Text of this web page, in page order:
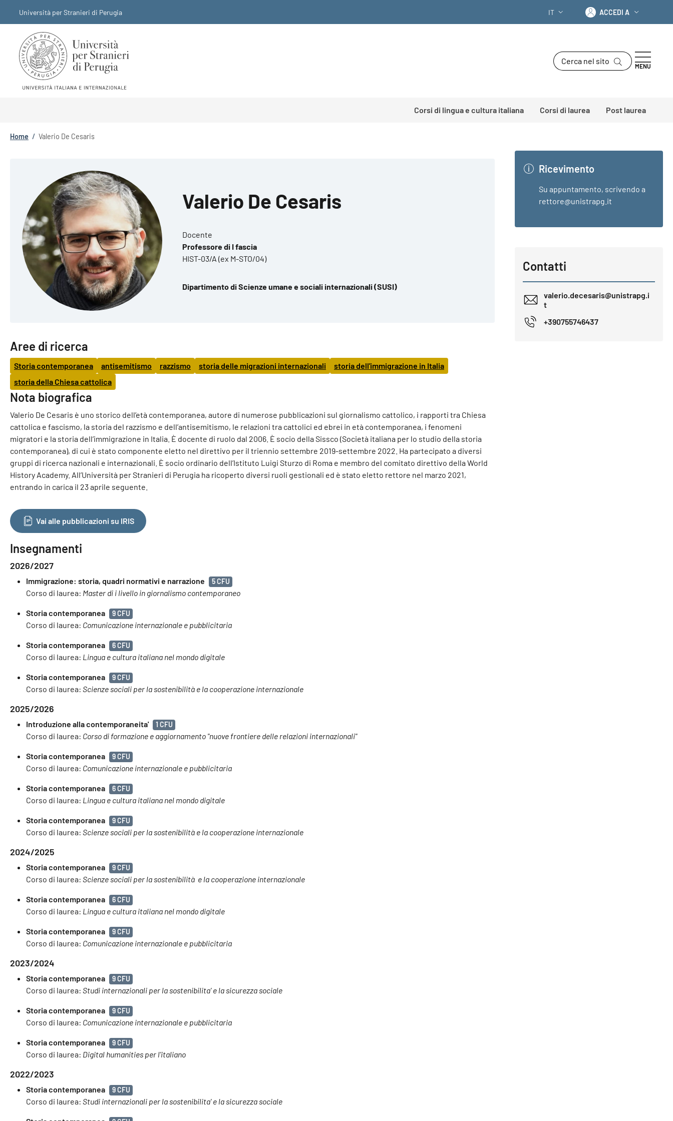
Università per Stranieri di Perugia
SELETTORE LINGUA: CURRENT
IT Accedi a
ACCEDI A
Cerca nel sito
MENU
Corsi di lingua e cultura italiana Corsi di laurea Post laurea
Briciole di pane
Home / Valerio De Cesaris
Valerio De Cesaris
Docente
Professore di I fascia
HIST-03/A (ex M-STO/04)
Dipartimento di Scienze umane e sociali internazionali (SUSI)
Aree di ricerca
Storia contemporanea antisemitismo razzismo storia delle migrazioni internazionali
storia dell'immigrazione in Italia
storia della Chiesa cattolica
Nota biografica
Valerio De Cesaris è uno storico dell’età contemporanea, autore di numerose pubblicazioni sul giornalismo cattolico, i rapporti tra Chiesa
cattolica e fascismo, la storia del razzismo e dell’antisemitismo, le relazioni tra cattolici ed ebrei in età contemporanea, i fenomeni
migratori e la storia dell’immigrazione in Italia. È docente di ruolo dal 2006. È socio della Sissco (Società italiana per lo studio della storia
contemporanea), di cui è stato componente eletto nel direttivo per il triennio settembre 2019-settembre 2022. Ha partecipato a diversi
gruppi di ricerca nazionali e internazionali. È socio ordinario dell’Istituto Luigi Sturzo di Roma e membro del comitato direttivo della World
History Academy. All’Università per Stranieri di Perugia ha ricoperto diversi ruoli gestionali ed è stato eletto rettore nel marzo 2021,
entrando in carica il 23 aprile seguente.
Vai alle pubblicazioni su IRIS
Insegnamenti
2026/2027
Immigrazione: storia, quadri normativi e narrazione 5 CFU
Corso di laurea: Master di i livello in giornalismo contemporaneo
Storia contemporanea 9 CFU
Corso di laurea: Comunicazione internazionale e pubblicitaria
Storia contemporanea 6 CFU
Corso di laurea: Lingua e cultura italiana nel mondo digitale
Storia contemporanea 9 CFU
Corso di laurea: Scienze sociali per la sostenibilità e la cooperazione internazionale
2025/2026
Introduzione alla contemporaneita' 1 CFU
Corso di laurea: Corso di formazione e aggiornamento "nuove frontiere delle relazioni internazionali"
Storia contemporanea 9 CFU
Corso di laurea: Comunicazione internazionale e pubblicitaria
Storia contemporanea 6 CFU
Corso di laurea: Lingua e cultura italiana nel mondo digitale
Storia contemporanea 9 CFU
Corso di laurea: Scienze sociali per la sostenibilità e la cooperazione internazionale
2024/2025
Storia contemporanea 9 CFU
Corso di laurea: Scienze sociali per la sostenibilità e la cooperazione internazionale
Storia contemporanea 6 CFU
Corso di laurea: Lingua e cultura italiana nel mondo digitale
Storia contemporanea 9 CFU
Corso di laurea: Comunicazione internazionale e pubblicitaria
2023/2024
Storia contemporanea 9 CFU
Corso di laurea: Studi internazionali per la sostenibilita' e la sicurezza sociale
Storia contemporanea 9 CFU
Corso di laurea: Comunicazione internazionale e pubblicitaria
Storia contemporanea 9 CFU
Corso di laurea: Digital humanities per l'italiano
2022/2023
Storia contemporanea 9 CFU
Corso di laurea: Studi internazionali per la sostenibilita' e la sicurezza sociale
Ricevimento
Su appuntamento, scrivendo a
rettore@unistrapg.it
Contatti
valerio.decesaris@unistrapg.i
t
+390755746437